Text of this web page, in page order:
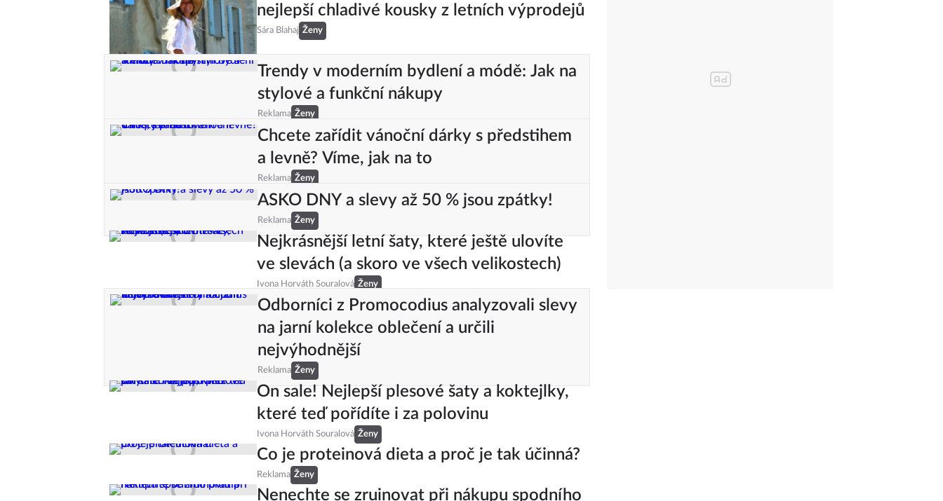
nejlepší chladivé kousky z letních výprodejů
Sára Blahaj Ženy
Trendy v moderním bydlení a módě: Jak na
stylové a funkční nákupy
Reklama Ženy
Chcete zařídit vánoční dárky s předstihem
a levně? Víme, jak na to
Reklama Ženy
ASKO DNY a slevy až 50 % jsou zpátky!
Reklama Ženy
Nejkrásnější letní šaty, které ještě ulovíte
ve slevách (a skoro ve všech velikostech)
Ivona Horváth Souralová Ženy
Odborníci z Promocodius analyzovali slevy
na jarní kolekce oblečení a určili
nejvýhodnější
Reklama Ženy
On sale! Nejlepší plesové šaty a koktejlky,
které teď pořídíte i za polovinu
Ivona Horváth Souralová Ženy
Co je proteinová dieta a proč je tak účinná?
Reklama Ženy
Nenechte se zruinovat při nákupu spodního